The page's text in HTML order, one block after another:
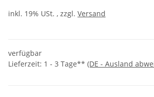
inkl. 19% USt. , zzgl. Versand
verfügbar
Lieferzeit: 1 - 3 Tage** (DE - Ausland